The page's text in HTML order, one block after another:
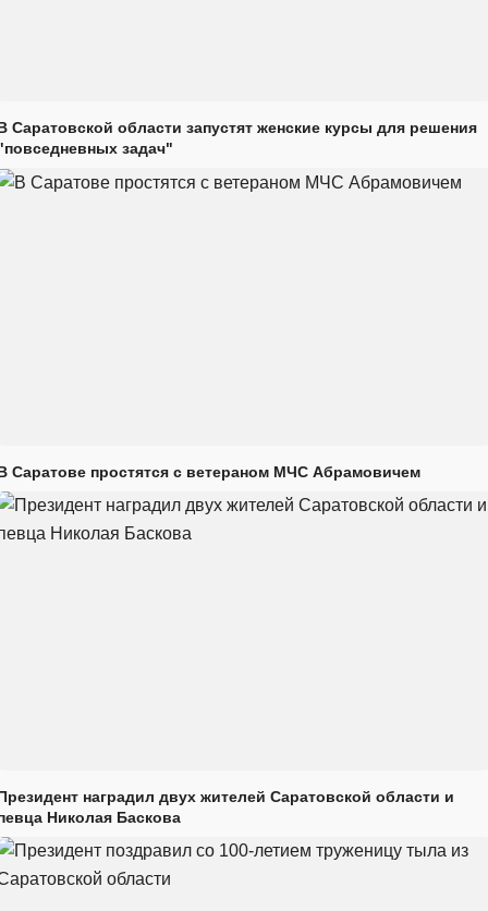
Саратовской области запустят женские курсы для решения
задач"
Саратове простятся с ветераном МЧС Абрамовичем
наградил двух жителей Саратовской области и
Николая Баскова